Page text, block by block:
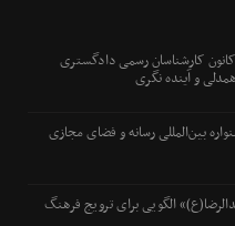
کارشناسان رسمی دادگستری
و آینده نگری
بین‌المللی رسانه و فضای مجازی
الگویی برای ترویج فرهنگ